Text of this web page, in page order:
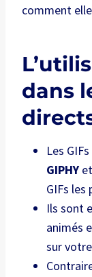
comment
dans
Les
GIPHY et
GIFs les
Ils sont
animés
sur